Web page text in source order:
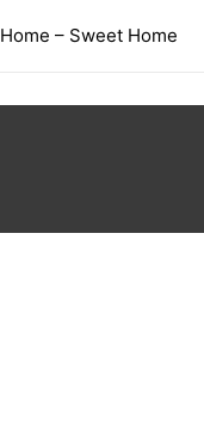
Home – Sweet Home